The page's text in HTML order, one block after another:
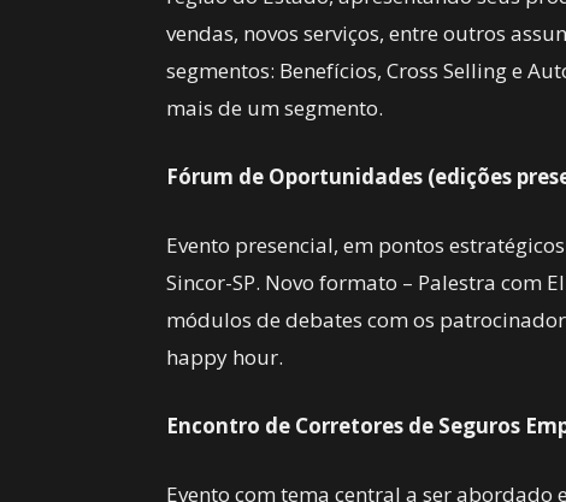
vendas, novos serviços, entre outros
segmentos: Benefícios, Cross Selling e
mais de um segmento.
Fórum de Oportunidades (edições
Evento presencial, em pontos
Sincor-SP. Novo formato – Palestra com
módulos de debates com os
happy hour.
Encontro de Corretores de Seguros
Evento com tema central a ser abordado